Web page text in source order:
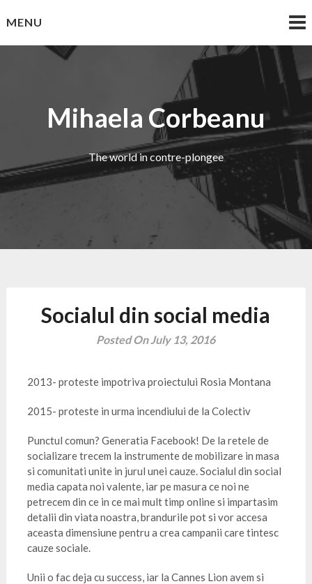
toMENU
Mihaela Corbeanu
The world in contre-plongee
Socialul din social media
Posted On July 13, 2016
2013- proteste impotriva proiectului Rosia Montana
2015- proteste in urma incendiului de la Colectiv
Punctul comun? Generatia Facebook! De la retele de
socializare trecem la instrumente de mobilizare in masa
si comunitati unite in jurul unei cauze. Socialul din social
media capata noi valente, iar pe masura ce noi ne
petrecem din ce in ce mai mult timp online si impartasim
detalii din viata noastra, brandurile pot si vor accesa
aceasta dimensiune pentru a crea campanii care tintesc
cauze sociale.
Unii o fac deja cu success, iar la Cannes Lion avem si